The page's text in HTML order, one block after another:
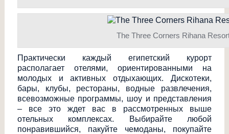
The Three Corners Rihana
Практически каждый египетский курорт
располагает отелями, ориентированными на
молодых и активных отдыхающих. Дискотеки,
бары, клубы, рестораны, водные развлечения,
всевозможные программы, шоу и представления
– все это ждет вас в рассмотренных выше
отельных комплексах. Выбирайте любой
понравившийся, пакуйте чемоданы, покупайте